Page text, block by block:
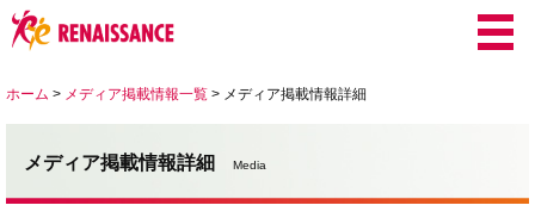
ホーム > メディア掲載情報一覧 > メディア掲載情報詳細
メディア掲載情報詳細 Media